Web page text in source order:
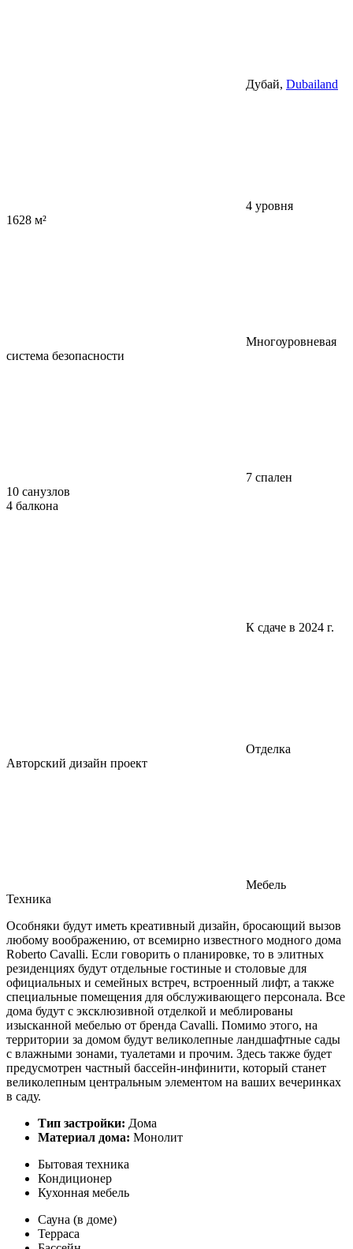
Дубай, Dubailand
4 уровня
1628 м²
Многоуровневая
система безопасности
7 спален
10 санузлов
4 балкона
К сдаче в 2024 г.
Отделка
Авторский дизайн проект
Мебель
Техника
Особняки будут иметь креативный дизайн, бросающий вызов
любому воображению, от всемирно известного модного дома
Roberto Cavalli. Если говорить о планировке, то в элитных
резиденциях будут отдельные гостиные и столовые для
официальных и семейных встреч, встроенный лифт, а также
специальные помещения для обслуживающего персонала. Все
дома будут с эксклюзивной отделкой и меблированы
изысканной мебелью от бренда Cavalli. Помимо этого, на
территории за домом будут великолепные ландшафтные сады
с влажными зонами, туалетами и прочим. Здесь также будет
предусмотрен частный бассейн-инфинити, который станет
великолепным центральным элементом на ваших вечеринках
в саду.
Тип застройки: Дома
Материал дома: Монолит
Бытовая техника
Кондиционер
Кухонная мебель
Сауна (в доме)
Терраса